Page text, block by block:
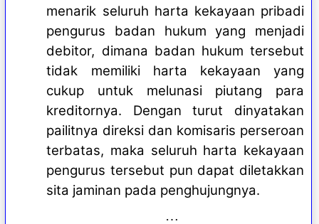
menarik seluruh harta kekayaan pribadi
pengurus badan hukum yang menjadi
debitor, dimana badan hukum tersebut
tidak memiliki harta kekayaan yang
cukup untuk melunasi piutang para
kreditornya. Dengan turut dinyatakan
pailitnya direksi dan komisaris perseroan
terbatas, maka seluruh harta kekayaan
pengurus tersebut pun dapat diletakkan
sita jaminan pada penghujungnya.
…